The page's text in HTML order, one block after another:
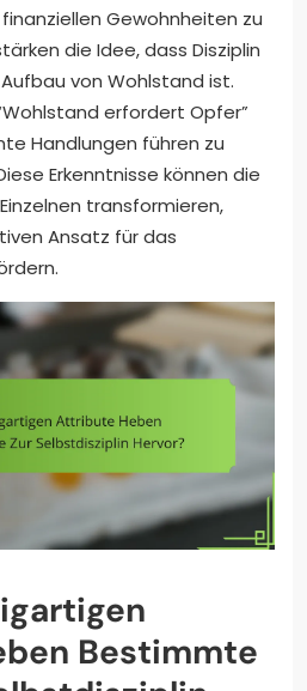
Gewohnheiten zu
die Idee, dass Disziplin
von Wohlstand ist.
erfordert Opfer”
Handlungen führen zu
Erkenntnisse können die
transformieren,
Ansatz für das
Bestimmte